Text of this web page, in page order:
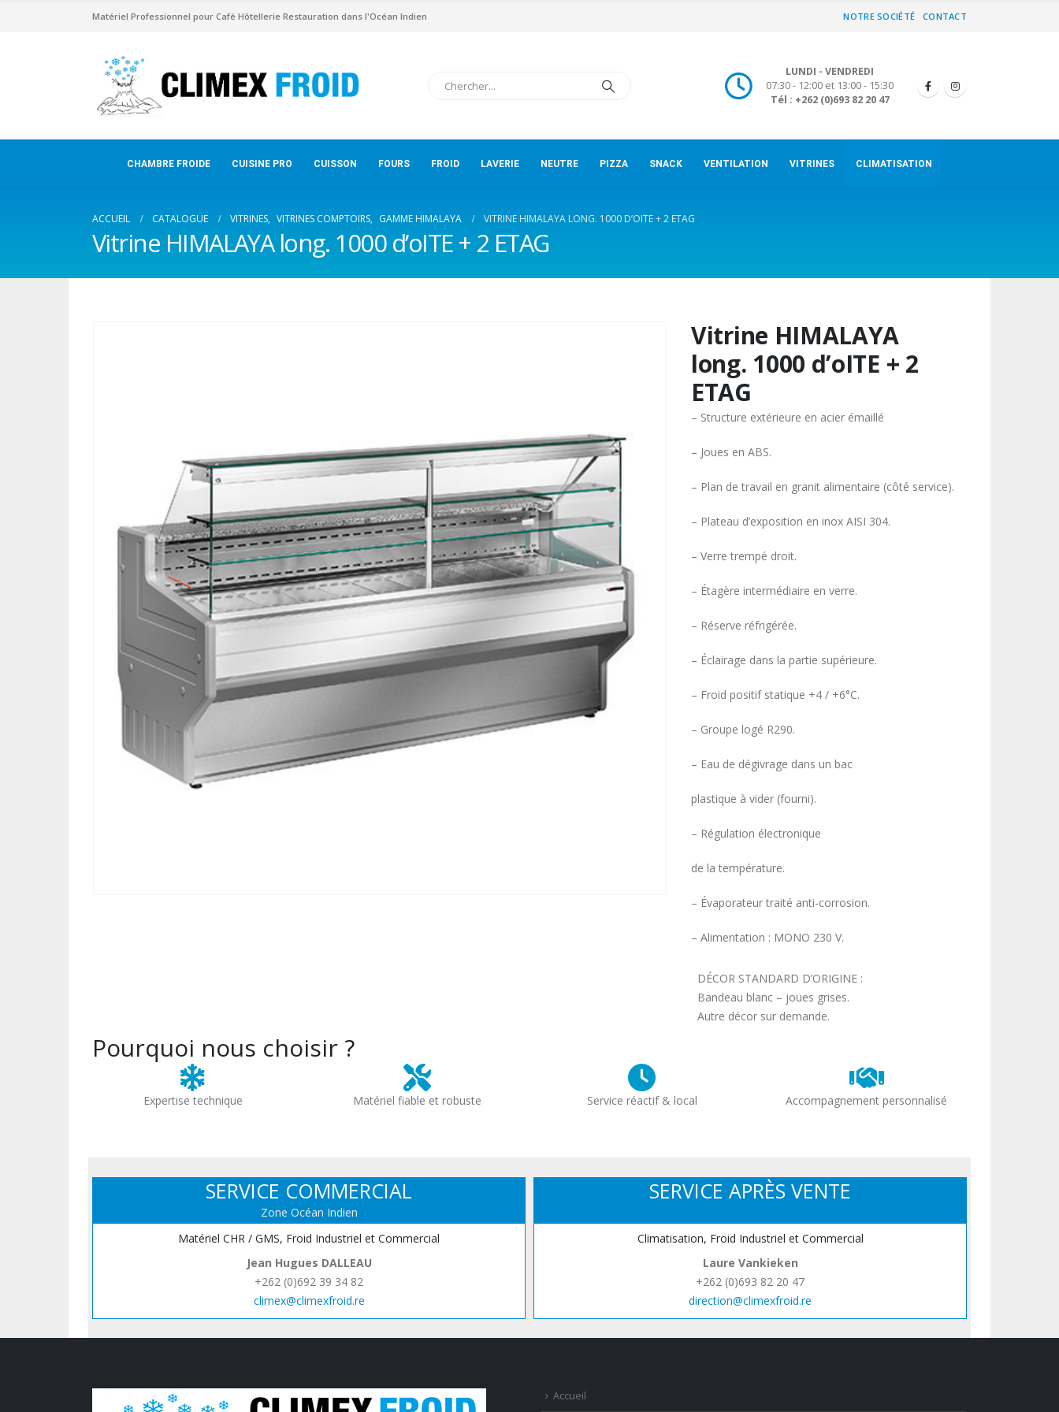
Matériel Professionnel pour Café Hôtellerie Restauration dans l'Océan Indien NOTRE SOCIÉTÉ CONTACT
LUNDI - VENDREDI
07:30 - 12:00 et 13:00 - 15:30
Tél : +262 (0)693 82 20 47
CHAMBRE FROIDE CUISINE PRO CUISSON FOURS FROID LAVERIE NEUTRE PIZZA SNACK VENTILATION VITRINES CLIMATISATION
ACCUEIL CATALOGUE VITRINES, VITRINES COMPTOIRS, GAMME HIMALAYA VITRINE HIMALAYA LONG. 1000 D’OITE + 2 ETAG
Vitrine HIMALAYA long. 1000 d’oITE + 2 ETAG
Vitrine HIMALAYA
long. 1000 d’oITE + 2
ETAG
– Structure extérieure en acier émaillé
– Joues en ABS.
– Plan de travail en granit alimentaire (côté service).
– Plateau d’exposition en inox AISI 304.
– Verre trempé droit.
– Étagère intermédiaire en verre.
– Réserve réfrigérée.
– Éclairage dans la partie supérieure.
– Froid positif statique +4 / +6°C.
– Groupe logé R290.
– Eau de dégivrage dans un bac
plastique à vider (fourni).
– Régulation électronique
de la température.
– Évaporateur traité anti-corrosion.
– Alimentation : MONO 230 V.
DÉCOR STANDARD D’ORIGINE :
Bandeau blanc – joues grises.
Autre décor sur demande.
Pourquoi nous choisir ?
Expertise technique Matériel fiable et robuste Service réactif & local Accompagnement personnalisé
SERVICE COMMERCIAL
Zone Océan Indien
Matériel CHR / GMS, Froid Industriel et Commercial
Jean Hugues DALLEAU
+262 (0)692 39 34 82
climex@climexfroid.re
SERVICE APRÈS VENTE
Climatisation, Froid Industriel et Commercial
Laure Vankieken
+262 (0)693 82 20 47
direction@climexfroid.re
Accueil